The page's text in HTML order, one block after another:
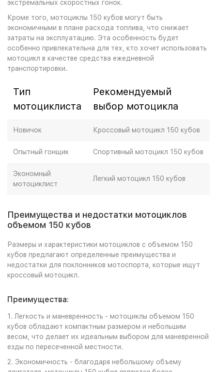
экстремальных скоростных гонок.
Кроме того, мотоциклы 150 кубов могут быть
экономичными в плане расхода топлива, что снижает
затраты на эксплуатацию. Эта особенность будет
особенно привлекательна для тех, кто хочет использовать
мотоцикл в качестве средства ежедневной
транспортировки.
Тип
мотоциклиста
Рекомендуемый
выбор мотоцикла
Новичок Кроссовый мотоцикл 150 кубов
Опытный гонщик Спортивный мотоцикл 150 кубов
Экономный
мотоциклист
Легкий мотоцикл 150 кубов
Преимущества и недостатки мотоциклов
объемом 150 кубов
Размеры и характеристики мотоциклов с объемом 150
кубов предлагают определенные преимущества и
недостатки для поклонников мотоспорта, которые ищут
кроссовый мотоцикл.
Преимущества:
1. Легкость и маневренность - мотоциклы объемом 150
кубов обладают компактным размером и небольшим
весом, что делает их идеальным выбором для маневренной
езды по пересеченной местности.
2. Экономичность - благодаря небольшому объему